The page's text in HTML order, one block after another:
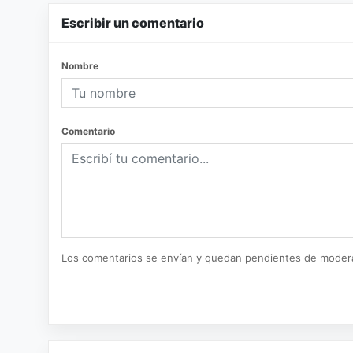
Escribir un comentario
Nombre
Comentario
Los comentarios se envían y quedan pendientes de